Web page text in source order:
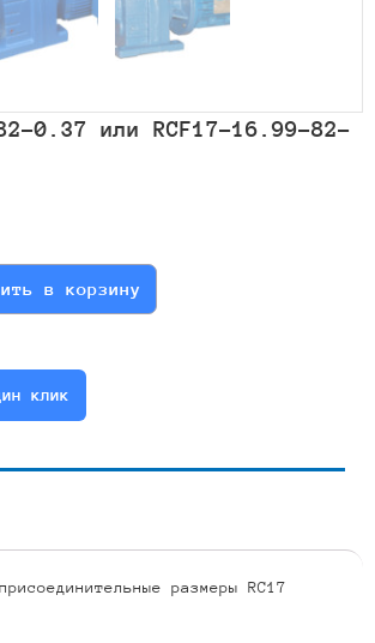
0.37 или RCF17-16.99-82-
в корзину
клик
размеры RC17